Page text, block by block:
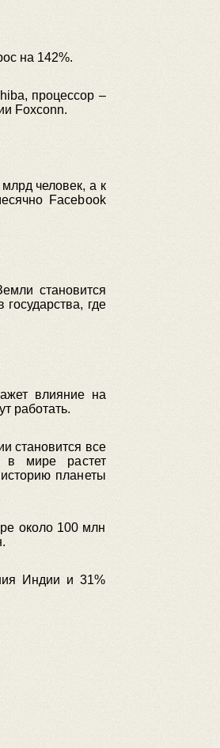
на 142%.
процессор –
Foxconn.
человек, а к
Facebook
становится
где
влияние на
работать.
становится все
в мире растет
планеты
около 100 млн
Индии и 31%